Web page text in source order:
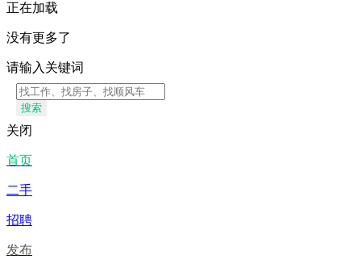
正在加载
没有更多了
请输入关键词
搜索
关闭
首页
二手
招聘
发布